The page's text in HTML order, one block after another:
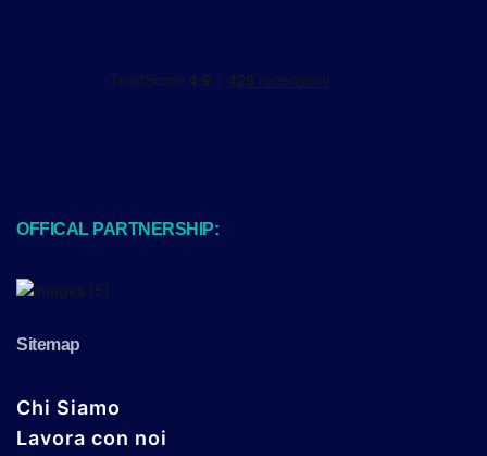
OFFICAL PARTNERSHIP:
Sitemap
Chi Siamo
Lavora con noi